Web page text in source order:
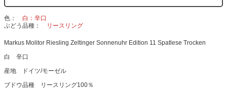
色
白：辛口
ぶどう品種
リースリング
Markus Molitor Riesling Zeltinger Sonnenuhr Edition 11 Spatlese Trocken
白 辛口
産地 ドイツ/モーゼル
ブドウ品種 リースリング100％